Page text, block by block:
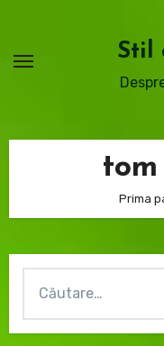
conținut
Stil
Prima